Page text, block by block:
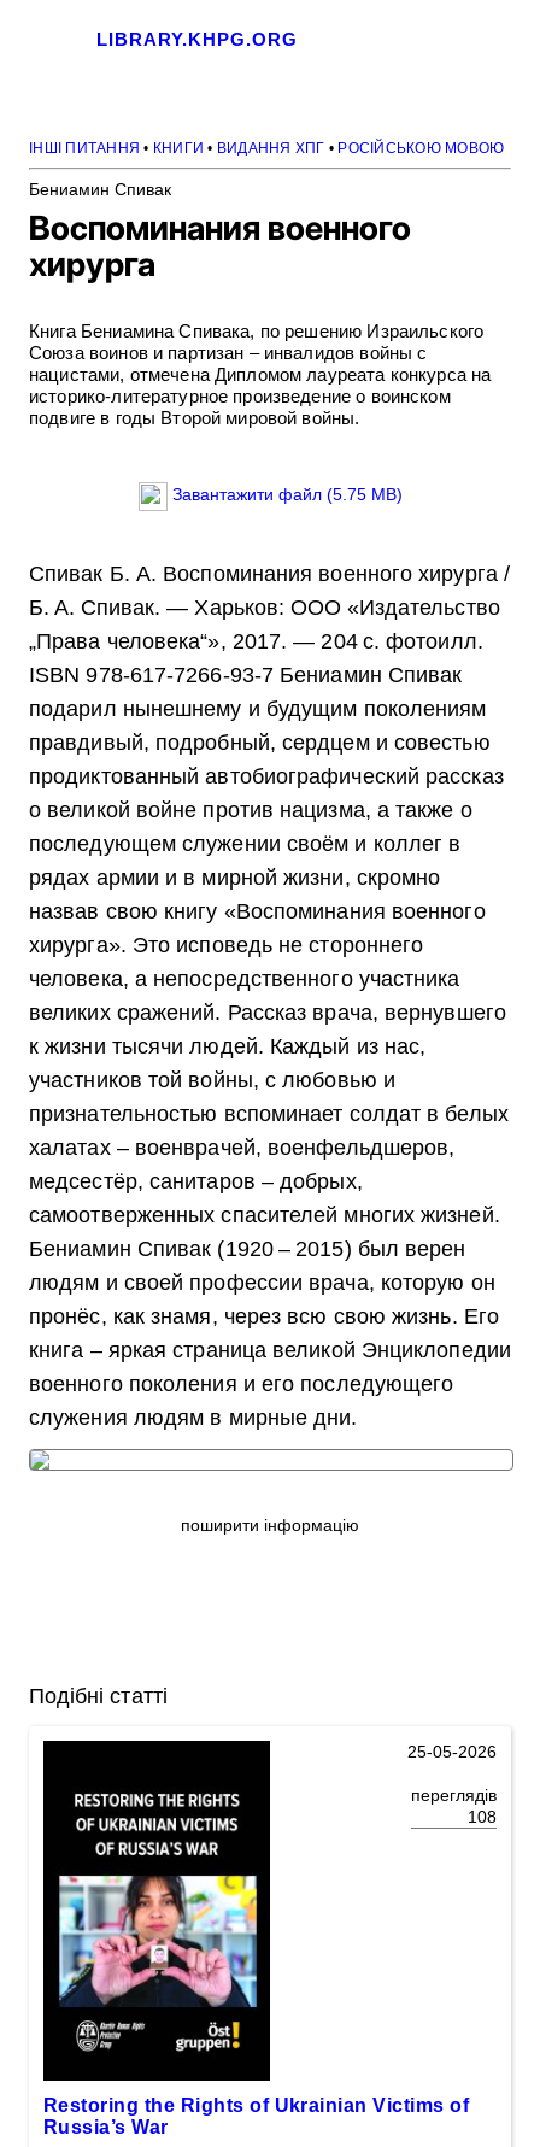
LIBRARY.KHPG.ORG
ІНШІ ПИТАННЯ • КНИГИ • ВИДАННЯ ХПГ • РОСІЙСЬКОЮ МОВОЮ
Бениамин Спивак
Воспоминания военного
хирурга
Книга Бениамина Спивака, по решению Израильского
Союза воинов и партизан – инвалидов войны с
нацистами, отмечена Дипломом лауреата конкурса на
историко-литературное произведение о воинском
подвиге в годы Второй мировой войны.
Завантажити файл (5.75 MB)
Спивак Б. А. Воспоминания военного хирурга /
Б. А. Спивак. — Харьков: ООО «Изда­тельство
„Права человека“», 2017. — 204 с. фотоилл.
ISBN 978-617-7266-93-7 Бениамин Спивак
подарил нынешнему и будущим поколениям
правдивый, подробный, серд­цем и совестью
продиктованный автобиографический рассказ
о великой войне против нацизма, а также о
последующем служении своём и коллег в
рядах армии и в мирной жизни, скромно
назвав свою книгу «Воспоминания военного
хирурга». Это исповедь не стороннего
человека, а непосредственного участника
великих сражений. Рассказ врача, вернувшего
к жизни тысячи людей. Каждый из нас,
участников той войны, с любовью и
признательностью вспоминает солдат в белых
халатах – военврачей, военфельдшеров,
медсестёр, санитаров – добрых,
самоотверженных спасителей многих жизней.
Бениамин Спивак (1920 – 2015) был верен
людям и своей профессии врача, которую он
пронёс, как знамя, через всю свою жизнь. Его
книга – яркая страница великой Энциклопедии
военного поколения и его последующего
служения людям в мирные дни.
поширити інформацію
Подібні статті
25-05-2026
переглядів
108
Restoring the Rights of Ukrainian Victims of
Russia’s War